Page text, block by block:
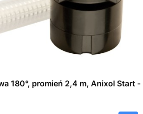
180°, promień 2,4 m, Anixol Start -